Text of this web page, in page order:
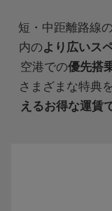
短・中距離路線の
内のより広いス
空港での優先搭
さまざまな特典
えるお得な運賃